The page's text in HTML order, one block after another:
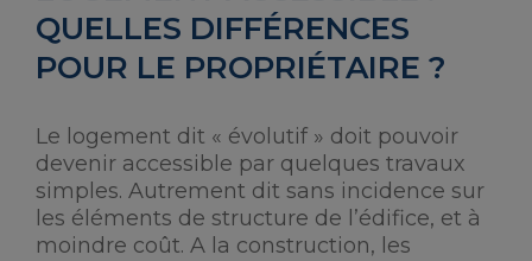
QUELLES DIFFÉRENCES
POUR LE PROPRIÉTAIRE ?
Le logement dit « évolutif » doit pouvoir
devenir accessible par quelques travaux
simples. Autrement dit sans incidence sur
les éléments de structure de l’édifice, et à
moindre coût. A la construction, les